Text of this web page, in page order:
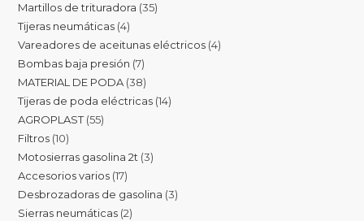
Martillos de trituradora 35
Tijeras neumáticas 4
Vareadores de aceitunas eléctricos 4
Bombas baja presión 7
MATERIAL DE PODA 38
Tijeras de poda eléctricas 14
AGROPLAST 55
Filtros 10
Motosierras gasolina 2t 3
Accesorios varios 17
Desbrozadoras de gasolina 3
Sierras neumáticas 2